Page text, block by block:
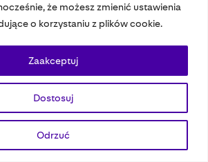
że możesz zmienić ustawienia
o korzystaniu z plików cookie.
Dostosuj
Odrzuć
Zaakceptuj